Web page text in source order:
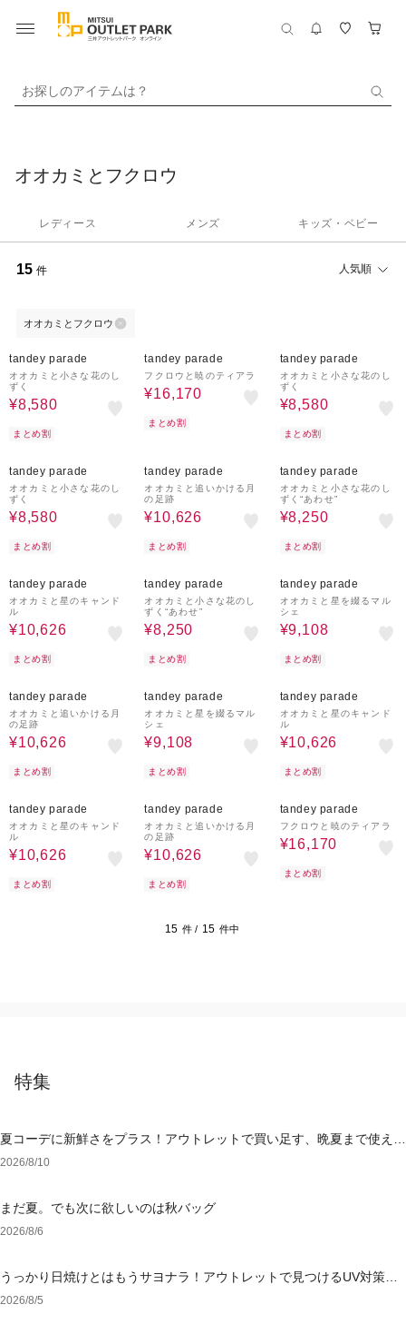
お探しのアイテムは？
オオカミとフクロウ
レディース メンズ キッズ・ベビー
15 件 人気順
オオカミとフクロウ
tandey parade
オオカミと小さな花のし
ずく
¥8,580
まとめ割
tandey parade
フクロウと暁のティアラ
¥16,170
まとめ割
tandey parade
オオカミと小さな花のし
ずく
¥8,580
まとめ割
tandey parade
オオカミと小さな花のし
ずく
¥8,580
まとめ割
tandey parade
オオカミと追いかける月
の足跡
¥10,626
まとめ割
tandey parade
オオカミと小さな花のし
ずく“あわせ”
¥8,250
まとめ割
tandey parade
オオカミと星のキャンド
ル
¥10,626
まとめ割
tandey parade
オオカミと小さな花のし
ずく“あわせ”
¥8,250
まとめ割
tandey parade
オオカミと星を綴るマル
シェ
¥9,108
まとめ割
tandey parade
オオカミと追いかける月
の足跡
¥10,626
まとめ割
tandey parade
オオカミと星を綴るマル
シェ
¥9,108
まとめ割
tandey parade
オオカミと星のキャンド
ル
¥10,626
まとめ割
tandey parade
オオカミと星のキャンド
ル
¥10,626
まとめ割
tandey parade
オオカミと追いかける月
の足跡
¥10,626
まとめ割
tandey parade
フクロウと暁のティアラ
¥16,170
まとめ割
15 件 / 15 件中
特集
夏コーデに新鮮さをプラス！アウトレットで買い足す、晩夏まで使える
アイテム
2026/8/10
まだ夏。でも次に欲しいのは秋バッグ
2026/8/6
うっかり日焼けとはもうサヨナラ！アウトレットで見つけるUV対策ウ
ェア
2026/8/5